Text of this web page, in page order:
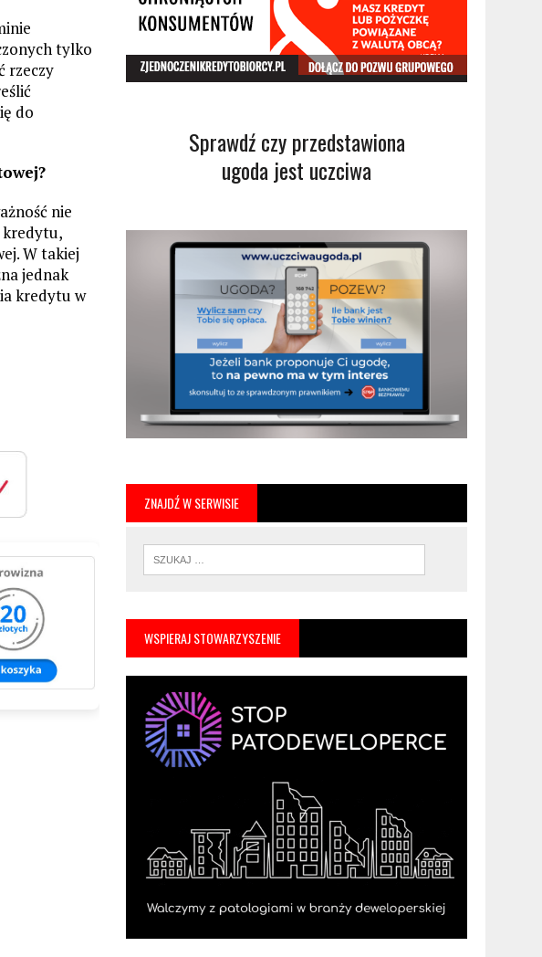
tylko
rzeczy
do
nie
kredytu,
W takiej
jednak
kredytu w
Sprawdź czy przedstawiona
ugoda jest uczciwa
ZNAJDŹ W SERWISIE
WSPIERAJ STOWARZYSZENIE